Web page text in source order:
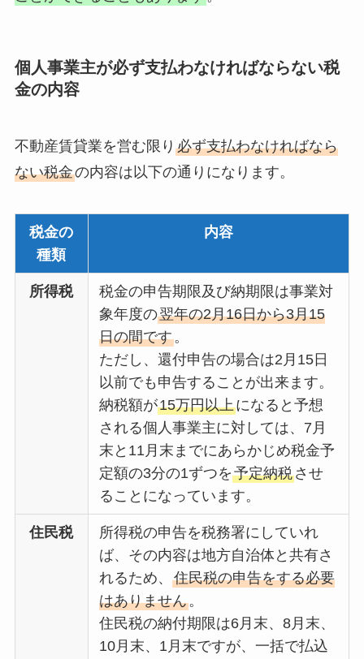
個人事業主が必ず支払わなければならない税
金の内容
不動産賃貸業を営む限り 必ず支払わなければなら
ない税金の内容は以下の通りになります。
税金の
種類
内容
所得税
税金の申告期限及び納期限は事業対
象年度の翌年の2月16日から3月15
日の間です。
ただし、還付申告の場合は2月15日
以前でも申告することが出来ます。
納税額が15万円以上になると予想
される個人事業主に対しては、7月
末と11月末までにあらかじめ税金予
定額の3分の1ずつを予定納税させ
ることになっています。
住民税
所得税の申告を税務署にしていれ
ば、その内容は地方自治体と共有さ
れるため、住民税の申告をする必要
はありません。
住民税の納付期限は6月末、8月末、
10月末、1月末ですが、一括で払込